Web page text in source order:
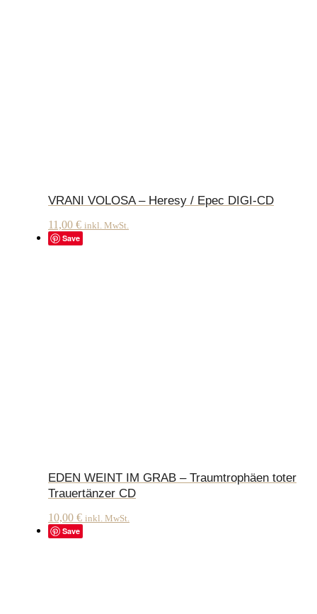
VRANI VOLOSA – Heresy / Epec DIGI-CD
11,00 € inkl. MwSt.
Save
EDEN WEINT IM GRAB – Traumtrophäen toter
Trauertänzer CD
10,00 € inkl. MwSt.
Save